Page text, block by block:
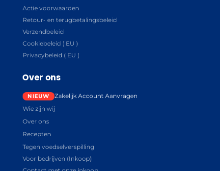
Actie voorwaarden
Retour- en terugbetalingsbeleid
Verzendbeleid
Cookiebeleid ( EU )
Privacybeleid ( EU )
Over ons
Zakelijk Account Aanvragen
Wie zijn wij
Over ons
Recepten
Tegen voedselverspilling
Voor bedrijven (Inkoop)